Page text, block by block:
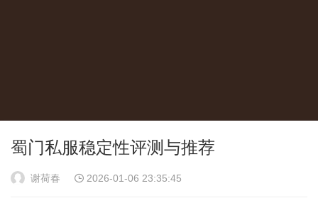
蜀门私服稳定性评测与推荐
谢荷春 2026-01-06 23:35:45